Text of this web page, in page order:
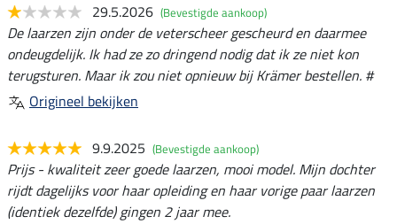
29.5.2026 (Bevestigde aankoop)
De laarzen zijn onder de veterscheer gescheurd en daarmee
ondeugdelijk. Ik had ze zo dringend nodig dat ik ze niet kon
terugsturen. Maar ik zou niet opnieuw bij Krämer bestellen. #
Origineel bekijken
9.9.2025 (Bevestigde aankoop)
Prijs - kwaliteit zeer goede laarzen, mooi model. Mijn dochter
rijdt dagelijks voor haar opleiding en haar vorige paar laarzen
(identiek dezelfde) gingen 2 jaar mee.